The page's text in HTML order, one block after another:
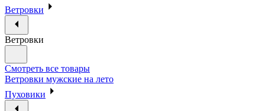
Ветровки
Ветровки
Смотреть все товары
Ветровки мужские на лето
Пуховики